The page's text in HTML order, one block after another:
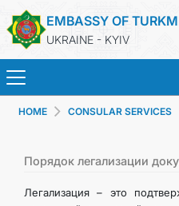
EMBASSY OF
UKRAINE - KYIV
HOME CONSULAR SERVICES
Порядок легализации
Легализация – это